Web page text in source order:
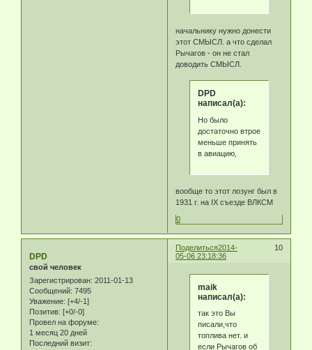
начальнику нужно донести
этот СМЫСЛ. а что сделал
Рычагов - он не стал
доводить СМЫСЛ.
DPD
написал(а):
Но было
достаточно втрое
меньше принять
в авиацию,
вообще то этот лозунг был в
1931 г. на IX съезде ВЛКСМ
0
Поделиться 10
2014-
05-06 23:18:36
DPD
свой человек
Зарегистрирован: 2011-01-13
Сообщений: 7495
Уважение: [+4/-1]
Позитив: [+0/-0]
Провел на форуме:
1 месяц 20 дней
Последний визит:
maik
написал(а):
так это Вы
писали,что
топлива нет. и
если Рычагов об